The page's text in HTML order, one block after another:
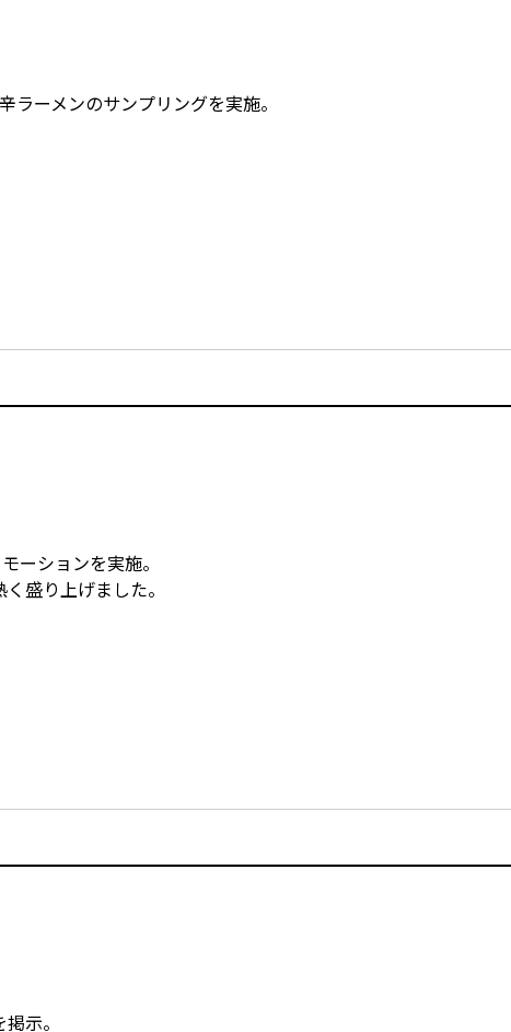
ーメンのサンプリングを実施。
ーションを実施。
盛り上げました。
示。